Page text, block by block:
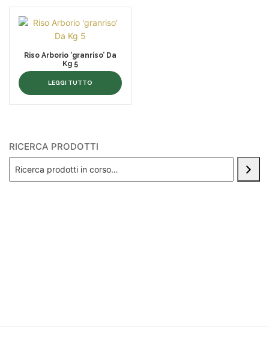
Riso Arborio ‘granriso’ Da
Kg 5
LEGGI TUTTO
RICERCA PRODOTTI